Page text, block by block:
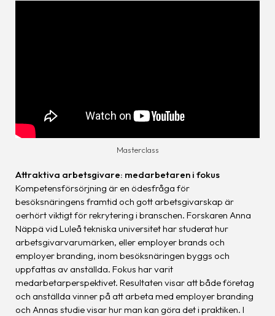
Masterclass
Attraktiva arbetsgivare: medarbetaren i fokus
Kompetensförsörjning är en ödesfråga för
besöksnäringens framtid och gott arbetsgivarskap är
oerhört viktigt för rekrytering i branschen. Forskaren Anna
Näppä vid Luleå tekniska universitet har studerat hur
arbetsgivarvarumärken, eller employer brands och
employer branding, inom besöksnäringen byggs och
uppfattas av anställda. Fokus har varit
medarbetarperspektivet. Resultaten visar att både företag
och anställda vinner på att arbeta med employer branding
och Annas studie visar hur man kan göra det i praktiken. I